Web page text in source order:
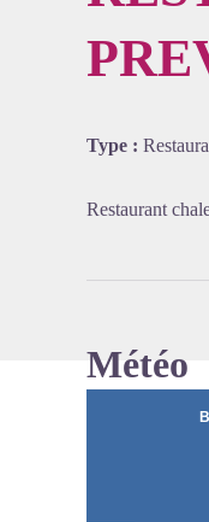
Type :
Restaurant
Météo